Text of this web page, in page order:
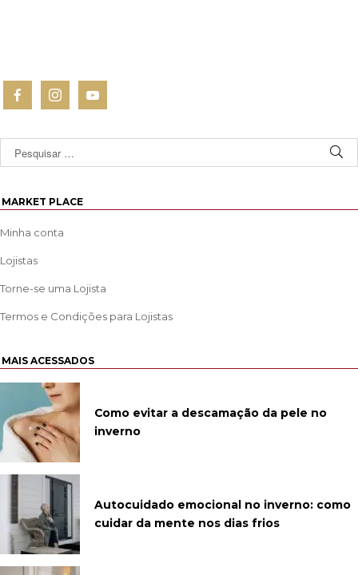
MARKET PLACE
Minha conta
Lojistas
Torne-se uma Lojista
Termos e Condições para Lojistas
MAIS ACESSADOS
Como evitar a descamação da pele no
inverno
Autocuidado emocional no inverno: como
cuidar da mente nos dias frios